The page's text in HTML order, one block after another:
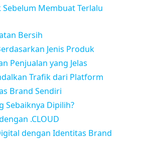
Sebelum Membuat Terlalu
Bersih
Jenis Produk
Penjualan yang Jelas
Trafik dari Platform
Brand Sendiri
Sebaiknya Dipilih?
.CLOUD
dengan Identitas Brand